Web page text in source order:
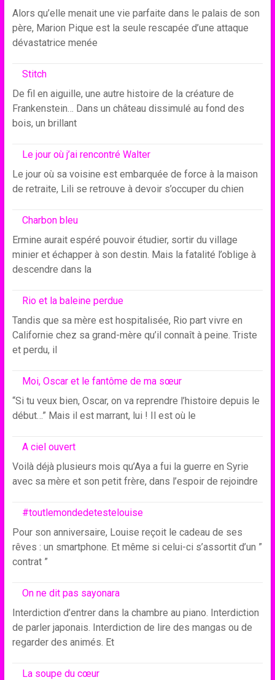
Alors qu’elle menait une vie parfaite dans le palais de son
père, Marion Pique est la seule rescapée d’une attaque
dévastatrice menée
Stitch
De fil en aiguille, une autre histoire de la créature de
Frankenstein… Dans un château dissimulé au fond des
bois, un brillant
Le jour où j’ai rencontré Walter
Le jour où sa voisine est embarquée de force à la maison
de retraite, Lili se retrouve à devoir s’occuper du chien
Charbon bleu
Ermine aurait espéré pouvoir étudier, sortir du village
minier et échapper à son destin. Mais la fatalité l’oblige à
descendre dans la
Rio et la baleine perdue
Tandis que sa mère est hospitalisée, Rio part vivre en
Californie chez sa grand-mère qu’il connaît à peine. Triste
et perdu, il
Moi, Oscar et le fantôme de ma sœur
“Si tu veux bien, Oscar, on va reprendre l’histoire depuis le
début…” Mais il est marrant, lui ! Il est où le
A ciel ouvert
Voilà déjà plusieurs mois qu’Aya a fui la guerre en Syrie
avec sa mère et son petit frère, dans l’espoir de rejoindre
#toutlemondedetestelouise
Pour son anniversaire, Louise reçoit le cadeau de ses
rêves : un smartphone. Et même si celui-ci s’assortit d’un ”
contrat ”
On ne dit pas sayonara
Interdiction d’entrer dans la chambre au piano. Interdiction
de parler japonais. Interdiction de lire des mangas ou de
regarder des animés. Et
La soupe du cœur